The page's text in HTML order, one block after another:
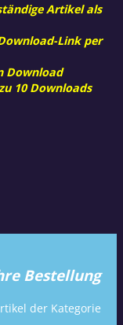
Artikel als
Link per
Download
10 Downloads
Bestellung
der Kategorie